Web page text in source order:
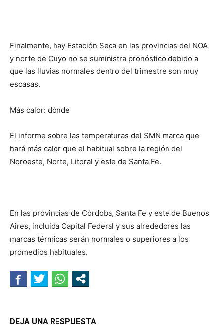
Finalmente, hay Estación Seca en las provincias del NOA
y norte de Cuyo no se suministra pronóstico debido a
que las lluvias normales dentro del trimestre son muy
escasas.
Más calor: dónde
El informe sobre las temperaturas del SMN marca que
hará más calor que el habitual sobre la región del
Noroeste, Norte, Litoral y este de Santa Fe.
En las provincias de Córdoba, Santa Fe y este de Buenos
Aires, incluida Capital Federal y sus alrededores las
marcas térmicas serán normales o superiores a los
promedios habituales.
DEJA UNA RESPUESTA